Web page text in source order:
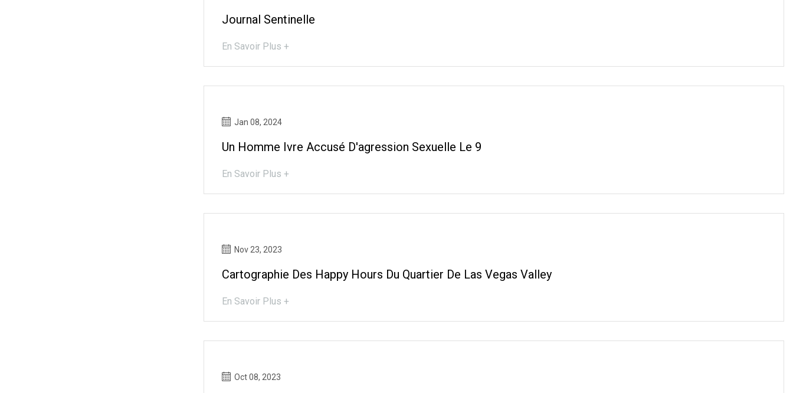
Journal Sentinelle
En Savoir Plus +
Jan 08, 2024
Un Homme Ivre Accusé D'agression Sexuelle Le 9
En Savoir Plus +
Nov 23, 2023
Cartographie Des Happy Hours Du Quartier De Las Vegas Valley
En Savoir Plus +
Oct 08, 2023